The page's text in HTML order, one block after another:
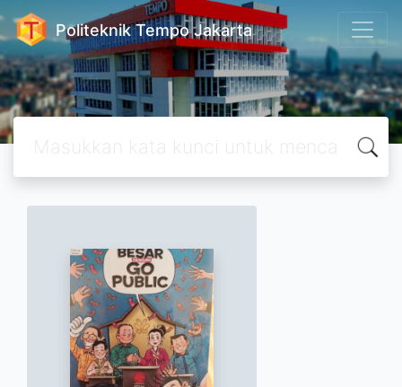
Politeknik Tempo Jakarta